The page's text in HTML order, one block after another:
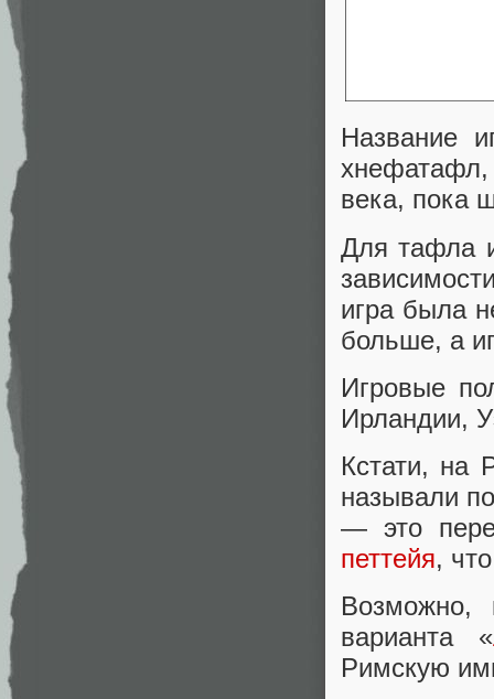
Название
хнефатафл,
века, пока
Для тафла
игра была
больше, а
Игровые
Ирландии,
Кстати, на
называли
— это
петтейя,
Возможно,
варианта «
Римскую